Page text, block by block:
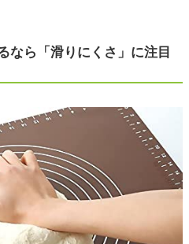
なら「滑りにくさ」に注目